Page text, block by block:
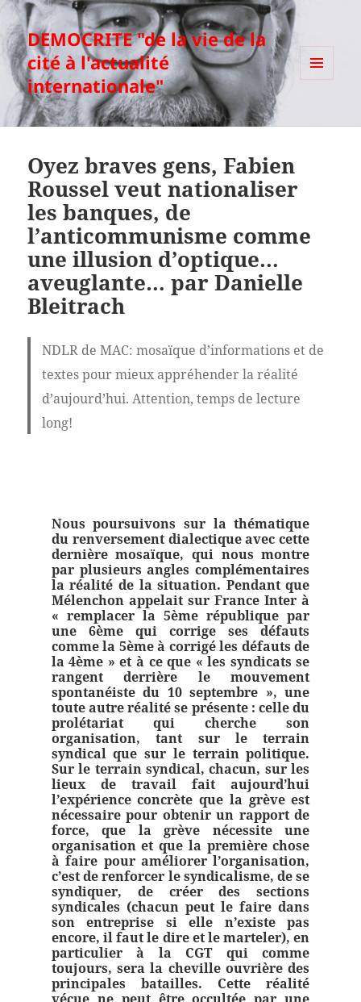
DEMOCRITE "de la vie de la
cité à l'actualité
internationale"
Oyez braves gens, Fabien
Roussel veut nationaliser
les banques, de
l’anticommunisme comme
une illusion d’optique…
aveuglante… par Danielle
Bleitrach
NDLR de MAC: mosaïque d’informations et de
textes pour mieux appréhender la réalité
d’aujourd’hui. Attention, temps de lecture
long!
Nous poursuivons sur la thématique
du renversement dialectique avec cette
dernière mosaïque, qui nous montre
par plusieurs angles complémentaires
la réalité de la situation. Pendant que
Mélenchon appelait sur France Inter à
« remplacer la 5ème république par
une 6ème qui corrige ses défauts
comme la 5ème à corrigé les défauts de
la 4ème » et à ce que « les syndicats se
rangent derrière le mouvement
spontanéiste du 10 septembre », une
toute autre réalité se présente : celle du
prolétariat qui cherche son
organisation, tant sur le terrain
syndical que sur le terrain politique.
Sur le terrain syndical, chacun, sur les
lieux de travail fait aujourd’hui
l’expérience concrète que la grève est
nécessaire pour obtenir un rapport de
force, que la grève nécessite une
organisation et que la première chose
à faire pour améliorer l’organisation,
c’est de renforcer le syndicalisme, de se
syndiquer, de créer des sections
syndicales (chacun peut le faire dans
son entreprise si elle n’existe pas
encore, il faut le dire et le marteler), en
particulier à la CGT qui comme
toujours, sera la cheville ouvrière des
principales batailles. Cette réalité